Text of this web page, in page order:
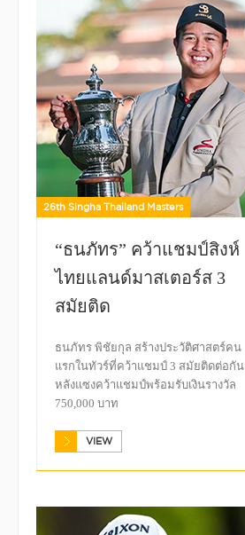
26th Singha Thailand Masters
“ธนภัทร” คว้าแชมป์สิงห์
ไทยแลนด์มาสเตอร์ส 3
สมัยติด
ธนภัทร พิชัยกุล สร้างประวัติศาสตร์คน
แรกในทัวร์ที่คว้าแชมป์ 3 สมัยติดต่อกัน
หลังแซงคว้าแชมป์พร้อมรับเงินรางวัล
750,000 บาท
VIEW